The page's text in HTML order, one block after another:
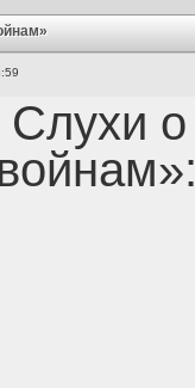
Слухи